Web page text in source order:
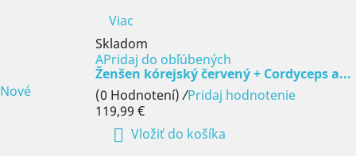
Viac
Skladom
APridaj do obľúbených
Nové
Ženšen kórejský červený + Cordyceps a...
(0 Hodnotení) /Pridaj hodnotenie
119,99 €
 Vložiť do košíka